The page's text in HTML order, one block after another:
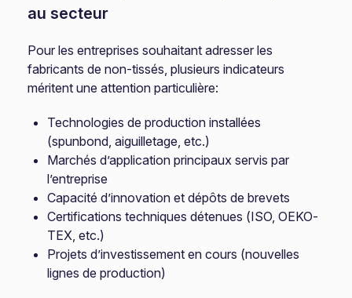
au secteur
Pour les entreprises souhaitant adresser les
fabricants de non-tissés, plusieurs indicateurs
méritent une attention particulière:
Technologies de production installées
(spunbond, aiguilletage, etc.)
Marchés d’application principaux servis par
l’entreprise
Capacité d’innovation et dépôts de brevets
Certifications techniques détenues (ISO, OEKO-
TEX, etc.)
Projets d’investissement en cours (nouvelles
lignes de production)